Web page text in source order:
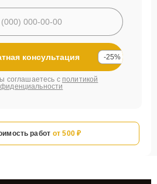
консультация -25%
соглашаетесь с политикой
работ от 500 ₽